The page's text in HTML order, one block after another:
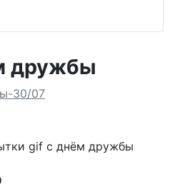
дружбы
30/07